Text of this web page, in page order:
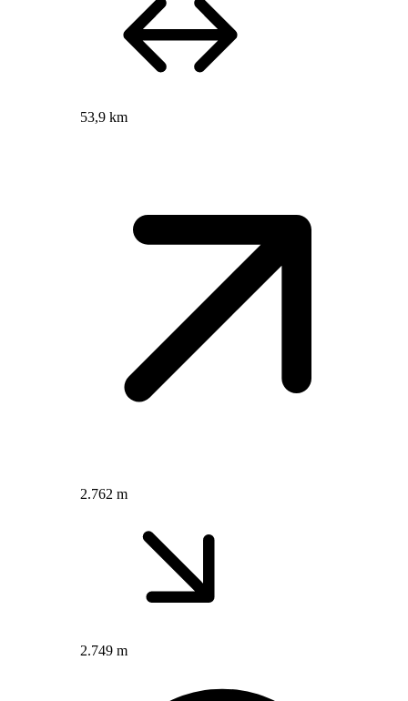
53,9 km
2.762 m
2.749 m